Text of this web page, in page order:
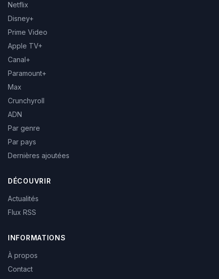
Netflix
Disney+
Prime Video
Apple TV+
Canal+
Paramount+
Max
Crunchyroll
ADN
Par genre
Par pays
Dernières ajoutées
DÉCOUVRIR
Actualités
Flux RSS
INFORMATIONS
À propos
Contact